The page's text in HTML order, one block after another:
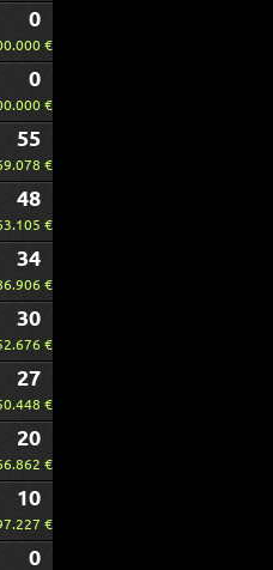
0
€
0
€
55
€
48
€
34
€
30
€
27
€
20
€
10
€
0